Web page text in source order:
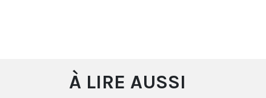
À LIRE AUSSI